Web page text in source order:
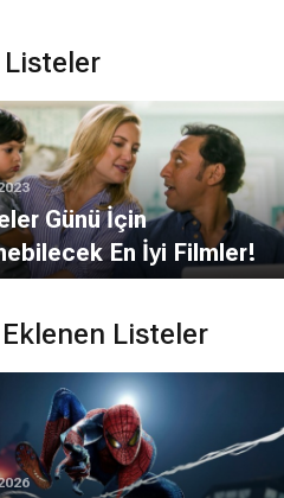
Günü İçin
En İyi Filmler!
Listeler